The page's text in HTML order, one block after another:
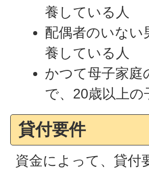
養している人
配偶者のいない
養している人
かつて母子家庭
で、20歳以上
貸付要件
資金によって、貸付